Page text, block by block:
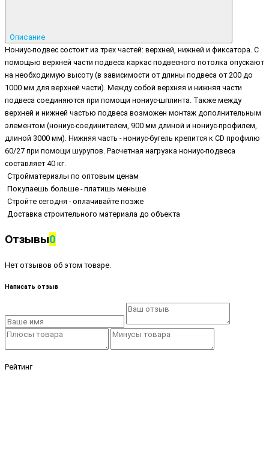
Описание
Нониус-подвес состоит из трех частей: верхней, нижней и фиксатора. С
помощью верхней части подвеса каркас подвесного потолка опускают
на необходимую высоту (в зависимости от длины подвеса от 200 до
1000 мм для верхней части). Между собой верхняя и нижняя части
подвеса соединяются при помощи нониус-шплинта. Также между
верхней и нижней частью подвеса возможен монтаж дополнительным
элементом (нониус-соединителем, 900 мм длиной и нониус-профилем,
длиной 3000 мм). Нижняя часть - нониус-бугель крепится к CD профилю
60/27 при помощи шурупов. Расчетная нагрузка нониус-подвеса
составляет 40 кг.
Стройматериалы по оптовым ценам
Покупаешь больше - платишь меньше
Стройте сегодня - оплачивайте позже
Доставка строительного материала до объекта
Отзывы0
Нет отзывов об этом товаре.
Написать отзыв
Рейтинг